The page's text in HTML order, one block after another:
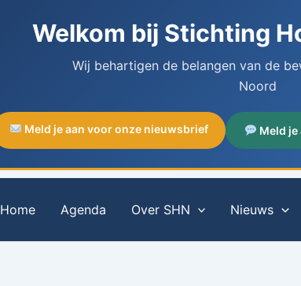
Welkom bij Stichting
Wij behartigen de belangen van de
Noord
Meld je aan voor onze nieuwsbrief Meld
Home Agenda Over SHN Nieuws